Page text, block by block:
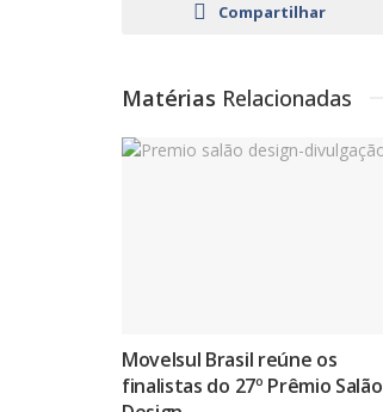
Compartilhar
Matérias Relacionadas
Movelsul Brasil reúne os
finalistas do 27º Prêmio Salão